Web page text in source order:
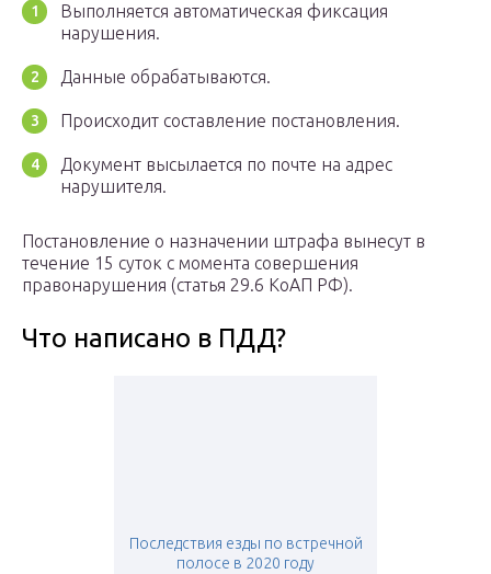
Выполняется автоматическая фиксация
нарушения.
Данные обрабатываются.
Происходит составление постановления.
Документ высылается по почте на адрес
нарушителя.
Постановление о назначении штрафа вынесут в
течение 15 суток с момента совершения
правонарушения (статья 29.6 КоАП РФ).
Что написано в ПДД?
Последствия езды по встречной
полосе в 2020 году